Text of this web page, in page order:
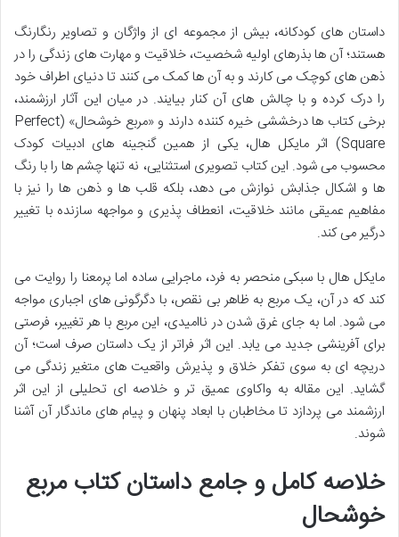
داستان های کودکانه، بیش از مجموعه ای از واژگان و تصاویر رنگارنگ
هستند؛ آن ها بذرهای اولیه شخصیت، خلاقیت و مهارت های زندگی را در
ذهن های کوچک می کارند و به آن ها کمک می کنند تا دنیای اطراف خود
را درک کرده و با چالش های آن کنار بیایند. در میان این آثار ارزشمند،
برخی کتاب ها درخششی خیره کننده دارند و «مربع خوشحال» (Perfect
Square) اثر مایکل هال، یکی از همین گنجینه های ادبیات کودک
محسوب می شود. این کتاب تصویری استثنایی، نه تنها چشم ها را با رنگ
ها و اشکال جذابش نوازش می دهد، بلکه قلب ها و ذهن ها را نیز با
مفاهیم عمیقی مانند خلاقیت، انعطاف پذیری و مواجهه سازنده با تغییر
درگیر می کند.
مایکل هال با سبکی منحصر به فرد، ماجرایی ساده اما پرمعنا را روایت می
کند که در آن، یک مربع به ظاهر بی نقص، با دگرگونی های اجباری مواجه
می شود. اما به جای غرق شدن در ناامیدی، این مربع با هر تغییر، فرصتی
برای آفرینشی جدید می یابد. این اثر فراتر از یک داستان صرف است؛ آن
دریچه ای به سوی تفکر خلاق و پذیرش واقعیت های متغیر زندگی می
گشاید. این مقاله به واکاوی عمیق تر و خلاصه ای تحلیلی از این اثر
ارزشمند می پردازد تا مخاطبان با ابعاد پنهان و پیام های ماندگار آن آشنا
شوند.
خلاصه کامل و جامع داستان کتاب مربع
خوشحال